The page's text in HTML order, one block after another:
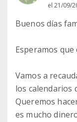
el 21/09/
Buenos días
Esperamos
Vamos a
los calendarios
Queremos
es mucho